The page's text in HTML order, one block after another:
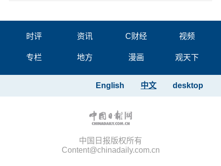
时评 资讯 C财经 视频
专栏 地方 漫画 观天下
desktop
中文
English
中国日报版权所有
Content@chinadaily.com.cn